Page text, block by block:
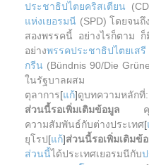
ประชาธิปไตยคริสเตียน
แห่งเยอรมนี (SPD) โดยจน
สองพรรคนี้ อย่างไรก็ตาม
อย่างพรรคประชาธิปไตยเสรี
กรีน (Bündnis 90/Die
ในรัฐบาลผสม
ตุลาการ[แก้]ดูบทความหลักที่:
ส่วนนี้รอเพิ่มเติมข้อมูล คุณ
ความสัมพันธ์กับต่างประเทศ[
ยุโรป[แก้]ส่วนนี้รอเพิ่มเติมข้
ส่วนนี้ได้ประเทศเยอรมนีกับ